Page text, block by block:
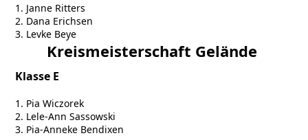
1. Janne Ritters
2. Dana Erichsen
3. Levke Beye
Kreismeisterschaft Gelände
Klasse E
1. Pia Wiczorek
2. Lele-Ann Sassowski
3. Pia-Anneke Bendixen